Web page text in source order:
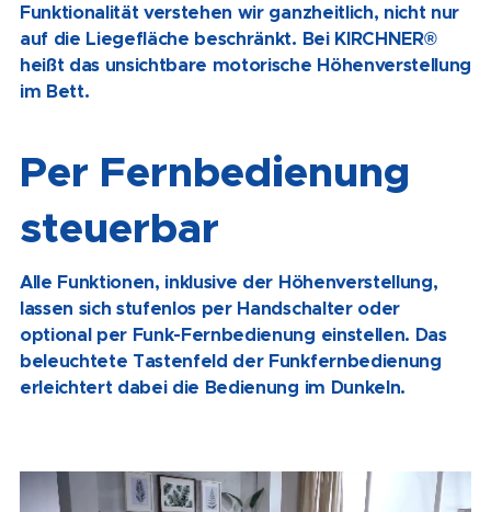
Funktionalität verstehen wir ganzheitlich, nicht nur
auf die Liegefläche beschränkt. Bei KIRCHNER®
heißt das unsichtbare motorische Höhenverstellung
im Bett.
Per Fernbedienung
steuerbar
Alle Funktionen, inklusive der Höhenverstellung,
lassen sich stufenlos per Handschalter oder
optional per Funk-Fernbedienung einstellen. Das
beleuchtete Tastenfeld der Funkfernbedienung
erleichtert dabei die Bedienung im Dunkeln.